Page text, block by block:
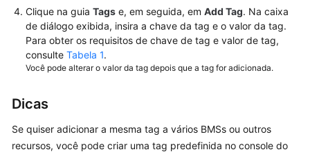
tags
Pesquisa
de
recursos
Exclusão
de
Clique na guia Tags e, em seguida, em Add Tag. Na caixa
de diálogo exibida, insira a chave da tag e o valor da tag.
Para obter os requisitos de chave de tag e valor de tag,
consulte Tabela 1.
Você pode alterar o valor da tag depois que a tag for adicionada.
Dicas
Se quiser adicionar a mesma tag a vários BMSs ou outros
recursos, você pode criar uma tag predefinida no console do